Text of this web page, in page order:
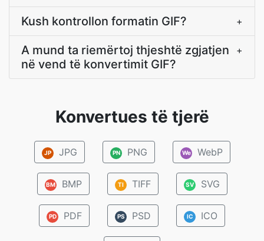
Kush kontrollon formatin GIF? +
A mund ta riemërtoj thjeshtë zgjatjen
në vend të konvertimit GIF?
+
Konvertues të tjerë
JP JPG PN PNG We WebP
BM BMP TI TIFF SV SVG
PD PDF PS PSD IC ICO